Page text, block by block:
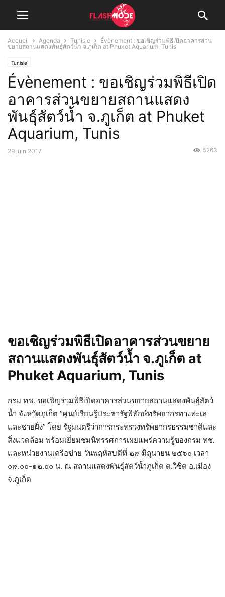
Accueil Agenda Tunisie
Évènement : ขอเชิญร่วมพิธีเปิดอาคารส่วน
ขยายสถานแสดงพันธุ์สัตว์น้ำ จ.ภูเก็ต at Phuket Aquarium, Tunis
Tunisie
Évènement : ขอเชิญร่วมพิธีเปิด
อาคารส่วนขยายสถานแสดง
พันธุ์สัตว์น้ำ จ.ภูเก็ต at Phuket
Aquarium, Tunis
29 juin 2017 5263
ขอเชิญร่วมพิธีเปิดอาคารส่วนขยาย
สถานแสดงพันธุ์สัตว์น้ำ จ.ภูเก็ต at
Phuket Aquarium, Tunis
กรม ทช. ขอเชิญร่วมพิธีเปิดอาคารส่วนขยายสถานแสดงพันธุ์สัตว์
น้ำ จังหวัดภูเก็ต “ศูนย์เรียนรู้ประชารัฐพิทักษ์ทรัพยากรทางทะเล
และชายฝั่ง” โดย รัฐมนตรีว่าการกระทรวงทรัพยากรธรรมชาติและ
สิ่งแวดล้อม พร้อมเยี่ยมชมนิทรรศการเผยแพร่ความรู้ของกรม ทช.
และหน่วยงานเครือข่าย วันพฤหัสบดีที่ ๒๙ มิถุนายน ๒๕๖๐ เวลา
๐๙.๐๐-๑๒.๐๐ น. ณ สถานแสดงพันธุ์สัตว์น้ำภูเก็ต ต.วิชิต อ.เมือง
จ.ภูเก็ต